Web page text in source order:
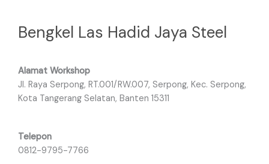
Bengkel Las Hadid Jaya Steel
Alamat Workshop
Jl. Raya Serpong, RT.001/RW.007, Serpong, Kec. Serpong,
Kota Tangerang Selatan, Banten 15311
Telepon
0812-9795-7766